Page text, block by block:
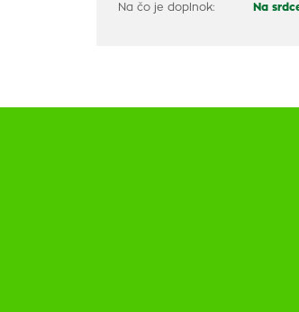
Na čo je doplnok: Na